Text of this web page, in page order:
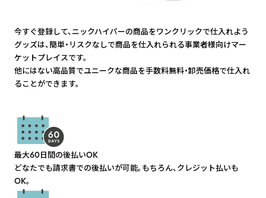
今すぐ登録して、ニックハイパーの商品をワンクリックで仕入れよう
グッズは、簡単・リスクなしで商品を仕入れられる事業者様向けマー
ケットプレイスです。
他にはない高品質でユニークな商品を手数料無料・卸売価格で仕入れ
ることができます。
最大60日間の後払いOK
どなたでも請求書での後払いが可能。もちろん、クレジット払いも
OK。